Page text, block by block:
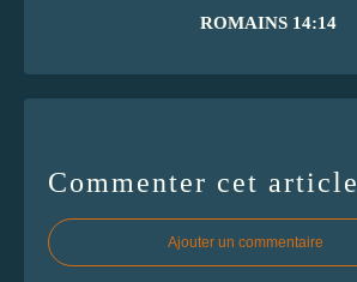
ROMAINS 14:14
Commenter cet article
Ajouter un commentaire